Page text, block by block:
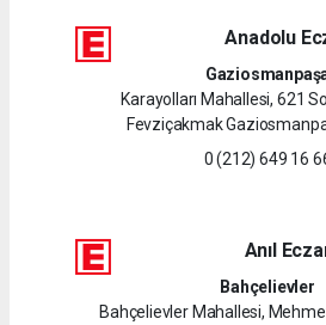
Anadolu
Karayolları Mahallesi, 621
Fevziçakmak
0 (212) 649 16
Anıl
Bahçelievler
Bahçelievler Mahallesi,